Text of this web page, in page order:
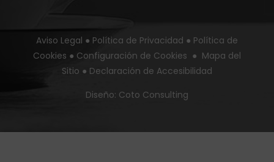
Aviso Legal ● Política de Privacidad ● Política de
Cookies ● Configuración de Cookies ● Mapa del
Sitio ● Declaración de Accesibilidad
Diseño: Coto Consulting